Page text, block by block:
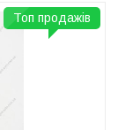
Топ продажів